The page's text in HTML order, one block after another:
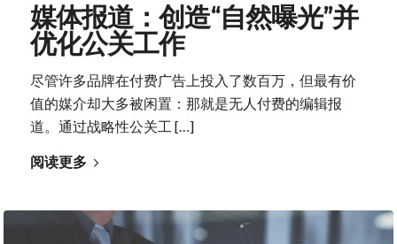
媒体报道：创造“自然曝光”并
优化公关工作
尽管许多品牌在付费广告上投入了数百万，但最有价
值的媒介却大多被闲置：那就是无人付费的编辑报
道。通过战略性公关工 […]
阅读更多